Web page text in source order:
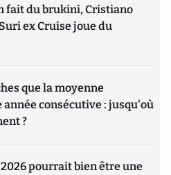
fait du brukini, Cristiano
ex Cruise joue du
que la moyenne
consécutive : jusqu'où
?
2026 pourrait bien être une